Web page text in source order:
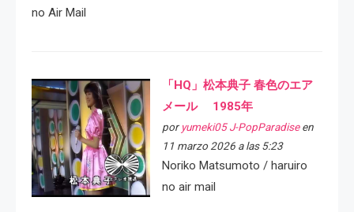
no Air Mail
「HQ」松本典子 春色のエア
メール 1985年
por yumeki05 J-PopParadiseen
11 marzo 2026 a las 5:23
Noriko Matsumoto / haruiro
no air mail